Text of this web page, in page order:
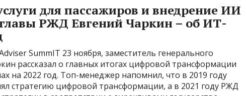
для пассажиров и внедрение ИИ
РЖД Евгений Чаркин – об ИТ-
SummIT 23 ноября, заместитель генерального
рассказал о главных итогах цифровой трансформации
на 2022 год. Топ-менеджер напомнил, что в 2019 году
стратегию цифровой трансформации, а в 2021 году РЖД